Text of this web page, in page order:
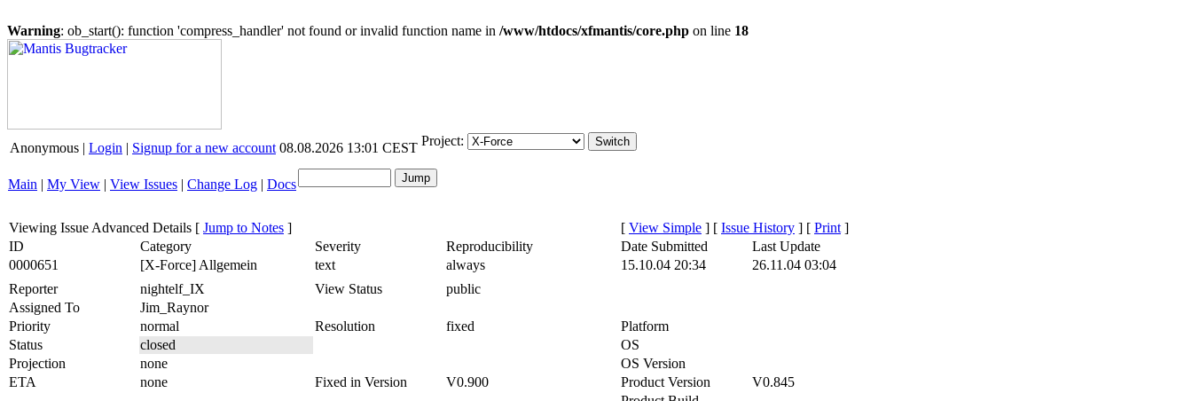
Warning: ob_start(): function 'compress_handler' not found or invalid function name in /www/htdocs/xfmantis/core.php on line 18
Anonymous | Login | Signup for a new account 08.08.2026 13:01 CEST Project:
Main | My View | View Issues | Change Log | Docs
Viewing Issue Advanced Details [ Jump to Notes ] [ View Simple ] [ Issue History ] [ Print ]
ID
Category Severity Reproducibility Date Submitted
Last Update
0000651
[X-Force] Allgemein text always 15.10.04 20:34
26.11.04 03:04
Reporter
nightelf_IX View Status
public
Assigned To
Jim_Raynor
Priority
normal Resolution fixed
Platform
Status
closed
OS
Projection
none
OS Version
ETA
none Fixed in Version V0.900 Product Version
V0.845